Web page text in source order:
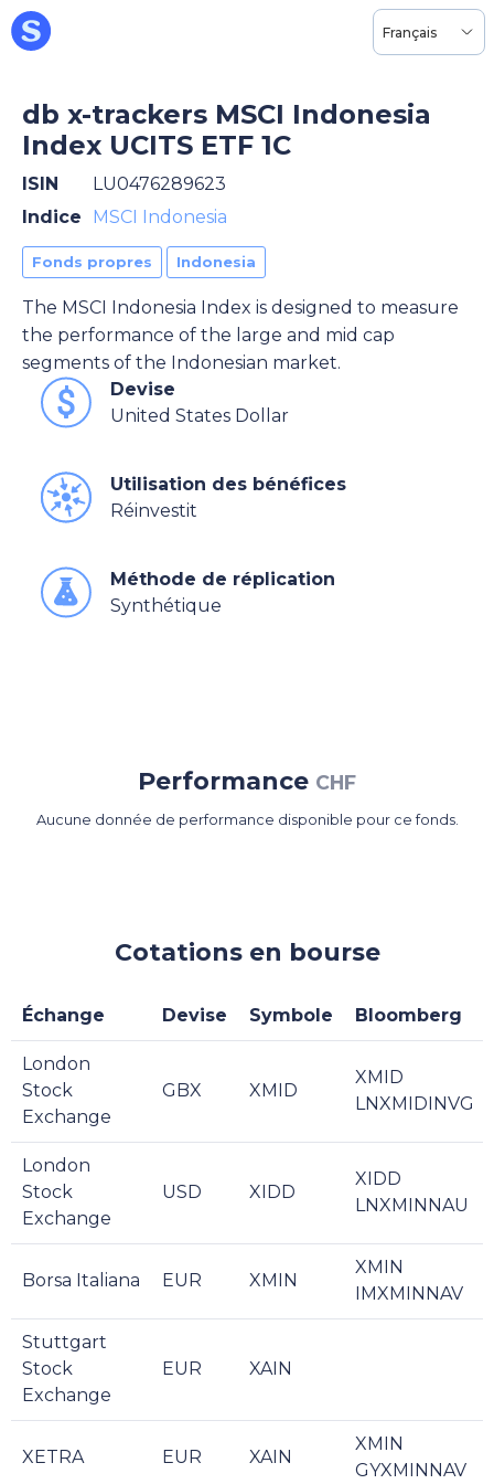
Français
db x-trackers MSCI Indonesia
Index UCITS ETF 1C
ISIN
LU0476289623
Indice
MSCI Indonesia
Fonds propres Indonesia
The MSCI Indonesia Index is designed to measure
the performance of the large and mid cap
segments of the Indonesian market.
Devise
United States Dollar
Utilisation des bénéfices
Réinvestit
Méthode de réplication
Synthétique
Performance CHF
Aucune donnée de performance disponible pour ce fonds.
Cotations en bourse
Échange Devise Symbole Bloomberg
London
Stock
Exchange
GBX XMID
XMID
LNXMIDINVG
London
Stock
Exchange
USD XIDD
XIDD
LNXMINNAU
Borsa Italiana EUR XMIN
XMIN
IMXMINNAV
Stuttgart
Stock
Exchange
EUR XAIN
XETRA EUR XAIN
XMIN
GYXMINNAV